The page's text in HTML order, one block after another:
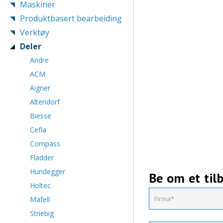
Maskiner
Produktbasert bearbeiding
Verktøy
Deler
Andre
ACM
Aigner
Altendorf
Biesse
Cefla
Compass
Fladder
Hundegger
Holtec
Mafell
Striebig
Be om et